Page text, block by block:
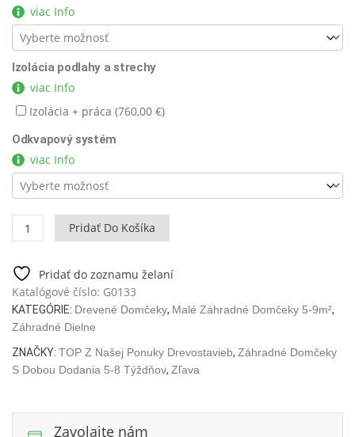
viac Info
Izolácia podlahy a strechy
viac Info
Izolácia + práca (760,00 €)
Odkvapový systém
viac Info
množstvo
Záhradná
Lucas
D
9m2
/
3
/
44mm
Pridať Do Košíka
Pridať do zoznamu želaní
Katalógové číslo: G0133
KATEGÓRIE: Drevené Domčeky, Malé Záhradné Domčeky 5-9m²,
Záhradné Dielne
ZNAČKY: TOP Z Našej Ponuky Drevostavieb, Záhradné Domčeky
S Dobou Dodania 5-8 Týždňov, Zľava
Zavolajte nám